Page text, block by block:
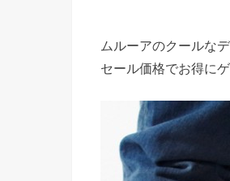
ムルーアのクールな
セール価格でお得に